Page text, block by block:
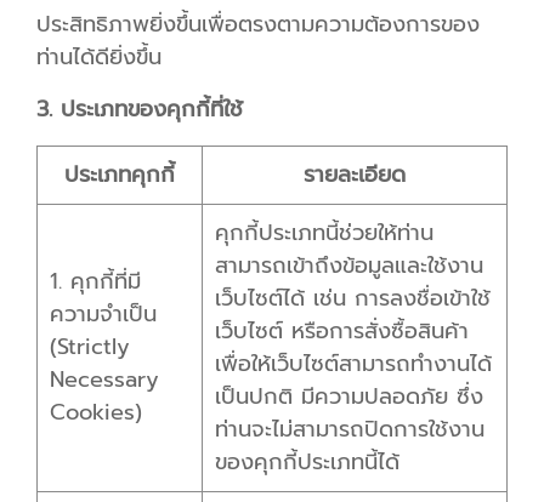
ประสิทธิภาพยิ่งขึ้นเพื่อตรงตามความต้องการของ
ท่านได้ดียิ่งขึ้น
3. ประเภทของคุกกี้ที่ใช้
ประเภทคุกกี้
รายละเอียด
1. คุกกี้ที่มี
ความจำเป็น
(Strictly
Necessary
Cookies)
คุกกี้ประเภทนี้ช่วยให้ท่าน
สามารถเข้าถึงข้อมูลและใช้งาน
เว็บไซต์ได้ เช่น การลงชื่อเข้าใช้
เว็บไซต์ หรือการสั่งซื้อสินค้า
เพื่อให้เว็บไซต์สามารถทำงานได้
เป็นปกติ มีความปลอดภัย ซึ่ง
ท่านจะไม่สามารถปิดการใช้งาน
ของคุกกี้ประเภทนี้ได้